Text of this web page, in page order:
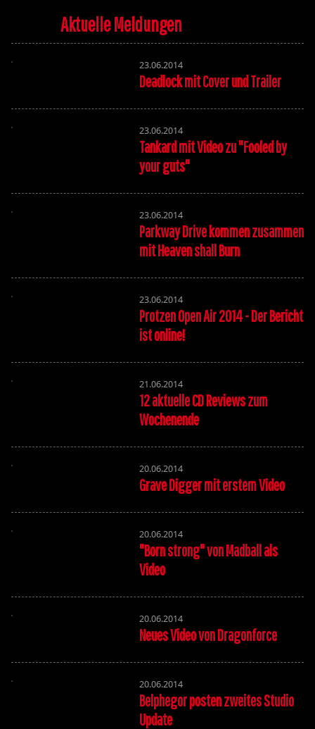
Aktuelle Meldungen
23.06.2014
Deadlock mit Cover und Trailer
23.06.2014
Tankard mit Video zu "Fooled by
your guts"
23.06.2014
Parkway Drive kommen zusammen
mit Heaven shall Burn
23.06.2014
Protzen Open Air 2014 - Der Bericht
ist online!
21.06.2014
12 aktuelle CD Reviews zum
Wochenende
20.06.2014
Grave Digger mit erstem Video
20.06.2014
"Born strong" von Madball als
Video
20.06.2014
Neues Video von Dragonforce
20.06.2014
Belphegor posten zweites Studio
Update